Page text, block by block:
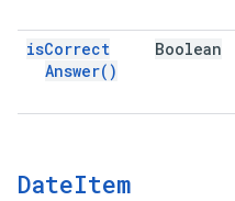
isCorrect
Answer( )
Boolean
DateItem